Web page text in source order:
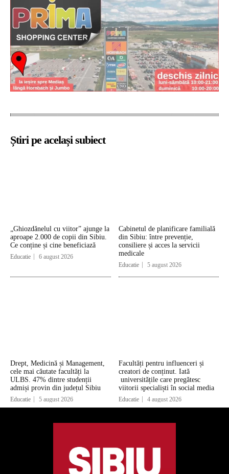
Știri pe același subiect
„Ghiozdănelul cu viitor” ajunge la
aproape 2.000 de copii din Sibiu.
Ce conține și cine beneficiază
Educatie 6 august 2026
Cabinetul de planificare familială
din Sibiu: între prevenție,
consiliere și acces la servicii
medicale
Educatie 5 august 2026
Drept, Medicină și Management,
cele mai căutate facultăți la
ULBS. 47% dintre studenții
admiși provin din județul Sibiu
Educatie 5 august 2026
Facultăți pentru influenceri și
creatori de conținut. Iată
universitățile care pregătesc
viitorii specialiști în social media
Educatie 4 august 2026